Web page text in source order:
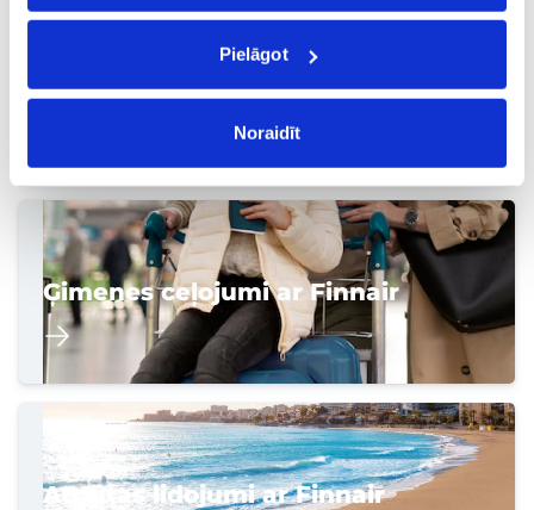
Pielāgot
Noraidīt
"City break" ceļojumi ar Finnair
Ģimenes ceļojumi ar Finnair
Atpūtas lidojumi ar Finnair